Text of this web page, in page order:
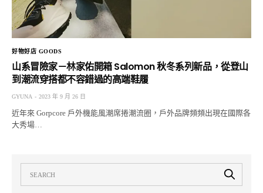
好物好店 GOODS
山系冒險家－林家佑開箱 Salomon 秋冬系列新品，從登山
到潮流穿搭都不容錯過的高端鞋履
GYUNA 2023 年 9 月 26 日
近年來 Gorpcore 戶外機能風潮席捲潮流圈，戶外品牌頻頻出現在國際各
大秀場…